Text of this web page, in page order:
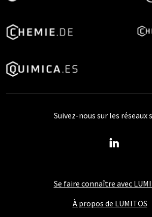
Se faire connaître avec
À propos de LUMITOS
Suivez-nous sur les réseaux